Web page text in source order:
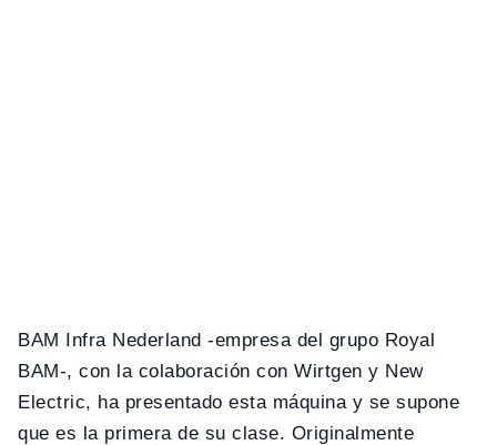
BAM Infra Nederland -empresa del grupo Royal
BAM-, con la colaboración con Wirtgen y New
Electric, ha presentado esta máquina y se supone
que es la primera de su clase. Originalmente